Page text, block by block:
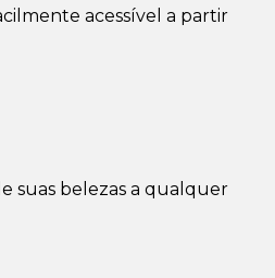
acessível a partir
suas belezas a qualquer